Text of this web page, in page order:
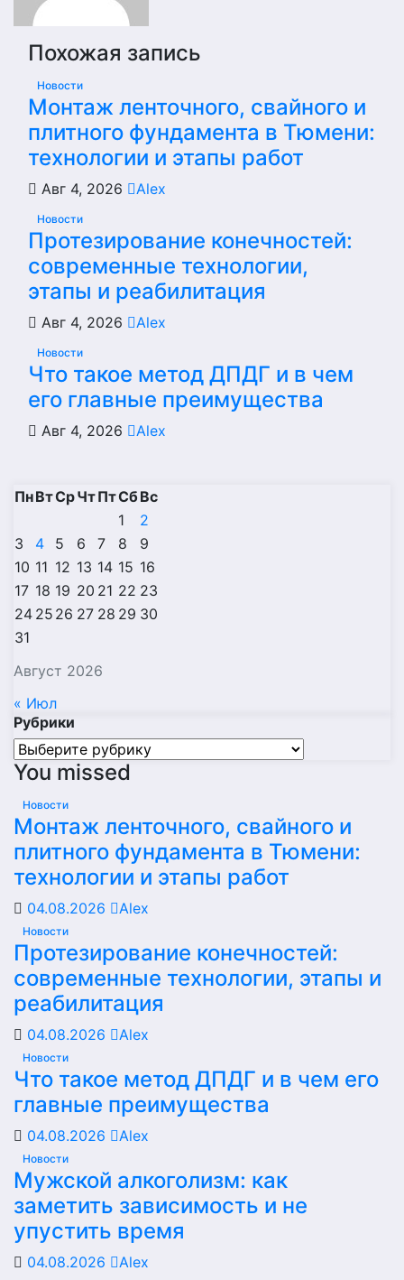
Похожая запись
Новости
Монтаж ленточного, свайного и
плитного фундамента в Тюмени:
технологии и этапы работ
Авг 4, 2026 Alex
Новости
Протезирование конечностей:
современные технологии,
этапы и реабилитация
Авг 4, 2026 Alex
Новости
Что такое метод ДПДГ и в чем
его главные преимущества
Авг 4, 2026 Alex
Август 2026
ПнВтСрЧтПтСбВс
1
2
3
4 5 6 7 8
9
10 11 12 13 14 15 16
17 18 19 20 21 22 23
24 25 26 27 28 29 30
31
« Июл
Рубрики
Рубрики
You missed
Новости
Монтаж ленточного, свайного и
плитного фундамента в Тюмени:
технологии и этапы работ
04.08.2026 Alex
Новости
Протезирование конечностей:
современные технологии, этапы и
реабилитация
04.08.2026 Alex
Новости
Что такое метод ДПДГ и в чем его
главные преимущества
04.08.2026 Alex
Новости
Мужской алкоголизм: как
заметить зависимость и не
упустить время
04.08.2026 Alex